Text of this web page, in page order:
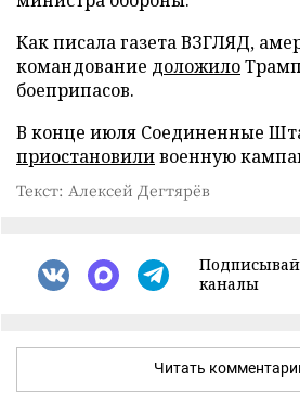
Как писала газета ВЗГЛЯД,
командование доложило
боеприпасов.
В конце июля Соединенные
приостановиливоенную
Текст: Алексей Дегтярёв
каналы
Читать